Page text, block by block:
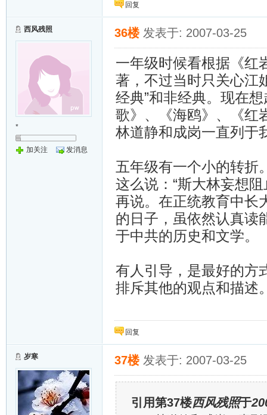
回复
西风残照
*
加关注 发消息
36楼 发表于: 2007-03-25
一年级时候看根据《红
著，不过当时只关心江
经典”和非经典。现在
歌》、《海鸥》、《红
林道静和成岗一直列于
五年级有一个小的转折
这么说：“斯大林妄想
再说。在正统教育中长
的日子，虽依然认真读
于中共的历史和文学。
有人引导，是最好的方
排斥其他的观点和描述
回复
岁寒 37楼 发表于: 2007-03-25
引用第37楼西风残照于